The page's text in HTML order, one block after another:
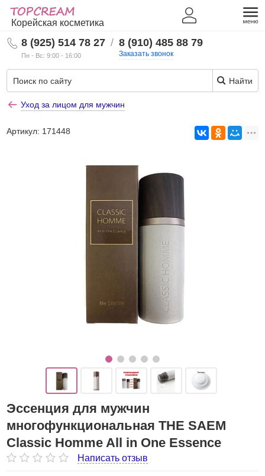
Корейская косметика
8 (925) 514 78 27
Пн - Вс: 9:00 - 16:00
/ 8 (910) 485 88 79
Заказать звонок
Найти
Уход за лицом для мужчин
Артикул: 171448
Эссенция для мужчин
многофункциональная THE SAEM
Classic Homme All in One Essence
Написать отзыв